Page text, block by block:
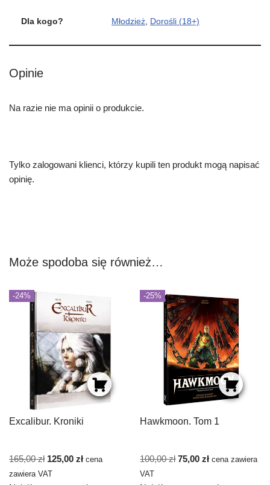
Dla kogo? Młodzież, Dorośli (18+)
Opinie
Na razie nie ma opinii o produkcie.
Tylko zalogowani klienci, którzy kupili ten produkt mogą napisać
opinię.
Może spodoba się również…
-24%
Excalibur. Kroniki
165,00zł 125,00 zł cena
zawiera VAT
-25%
Hawkmoon. Tom 1
100,00zł 75,00zł cena zawiera
VAT